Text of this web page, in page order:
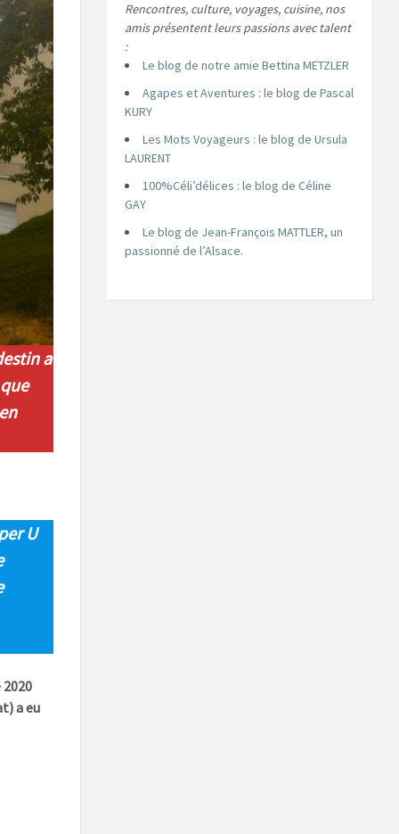
a
U
a eu
Rencontres, culture, voyages, cuisine, nos
amis présentent leurs passions avec talent
:
Le blog de notre amie Bettina METZLER
Agapes et Aventures : le blog de Pascal
KURY
Les Mots Voyageurs : le blog de Ursula
LAURENT
100%Céli’délices : le blog de Céline
GAY
Le blog de Jean-François MATTLER, un
passionné de l’Alsace.